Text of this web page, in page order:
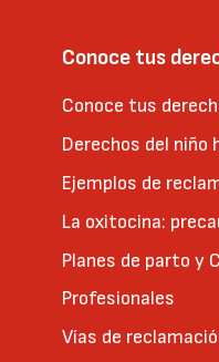
Conoce tus
Conoce tus
Derechos del niño
Ejemplos de
La oxitocina:
Planes de parto y
Profesionales
Vías de